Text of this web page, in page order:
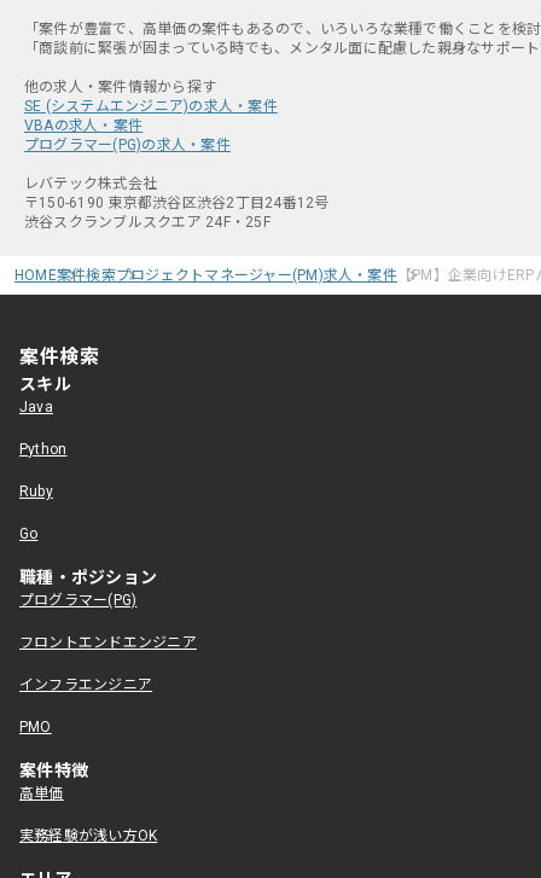
「案件が豊富で、高単価の案件もあるので、いろいろな業種で働くことを
「商談前に緊張が固まっている時でも、メンタル面に配慮した親身なサポ
SE (システムエンジニア)の求人・案件
VBAの求人・案件
プログラマー(PG)の求人・案件
レバテック株式会社
〒150-6190 東京都渋谷区渋谷2丁目24番12号
渋谷スクランブルスクエア 24F・25F
HOME案件検索プロジェクトマネージャー(PM)求人・案件【PM】企業向け
案件検索
スキル
Java
Python
Ruby
Go
職種・ポジション
プログラマー(PG)
フロントエンドエンジニア
インフラエンジニア
PMO
案件特徴
高単価
実務経験が浅い方OK